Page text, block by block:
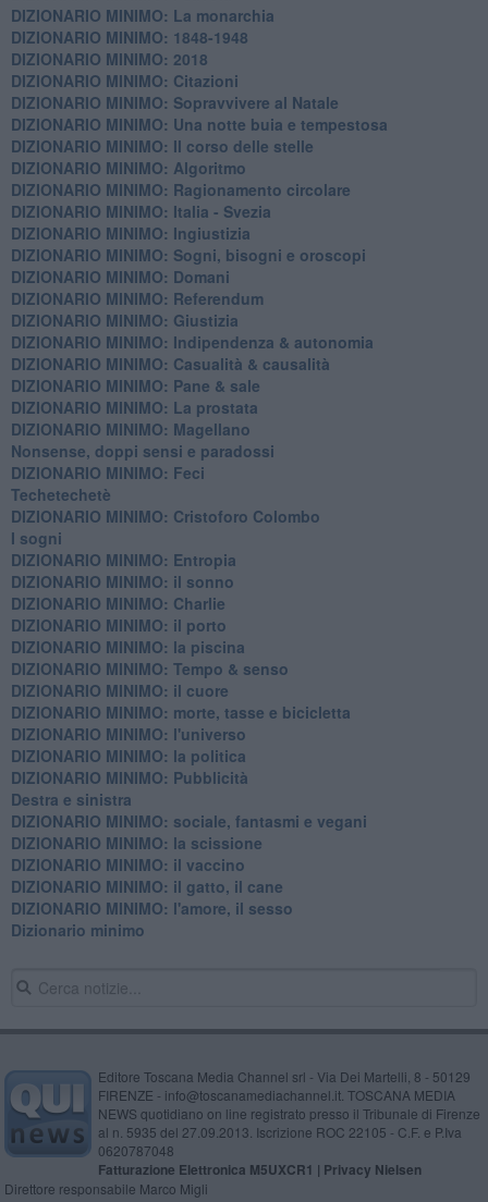
DIZIONARIO MINIMO: La monarchia
DIZIONARIO MINIMO: 1848-1948
DIZIONARIO MINIMO: 2018
DIZIONARIO MINIMO: Citazioni
DIZIONARIO MINIMO: ​Sopravvivere al Natale
DIZIONARIO MINIMO: ​Una notte buia e tempestosa
DIZIONARIO MINIMO: Il corso delle stelle
DIZIONARIO MINIMO: Algoritmo
DIZIONARIO MINIMO: Ragionamento circolare
DIZIONARIO MINIMO: Italia - Svezia
DIZIONARIO MINIMO: ​Ingiustizia
DIZIONARIO MINIMO: ​Sogni, bisogni e oroscopi
DIZIONARIO MINIMO: Domani
DIZIONARIO MINIMO: Referendum
DIZIONARIO MINIMO: Giustizia
DIZIONARIO MINIMO: ​Indipendenza & autonomia
DIZIONARIO MINIMO: ​Casualità & causalità
​DIZIONARIO MINIMO: Pane & sale
DIZIONARIO MINIMO: La prostata
​DIZIONARIO MINIMO: Magellano
Nonsense, doppi sensi e paradossi
DIZIONARIO MINIMO: Feci
Techetechetè
DIZIONARIO MINIMO: Cristoforo Colombo
I sogni
DIZIONARIO MINIMO: Entropia
DIZIONARIO MINIMO: il sonno
DIZIONARIO MINIMO: Charlie
DIZIONARIO MINIMO: il porto
DIZIONARIO MINIMO: la piscina
DIZIONARIO MINIMO: Tempo & senso
DIZIONARIO MINIMO: il cuore
DIZIONARIO MINIMO: morte, tasse e bicicletta
DIZIONARIO MINIMO: l'universo
DIZIONARIO MINIMO: la politica
DIZIONARIO MINIMO: Pubblicità
Destra e sinistra
DIZIONARIO MINIMO: sociale, fantasmi e vegani
DIZIONARIO MINIMO: la scissione
DIZIONARIO MINIMO: il vaccino
DIZIONARIO MINIMO: il gatto, il cane
DIZIONARIO MINIMO: l'amore, il sesso
Dizionario minimo
Editore Toscana Media Channel srl - Via Dei Martelli, 8 - 50129
FIRENZE - info@toscanamediachannel.it. TOSCANA MEDIA
NEWS quotidiano on line registrato presso il Tribunale di Firenze
al n. 5935 del 27.09.2013. Iscrizione ROC 22105 - C.F. e P.Iva
0620787048
Fatturazione Elettronica M5UXCR1 | Privacy Nielsen
Direttore responsabile Marco Migli